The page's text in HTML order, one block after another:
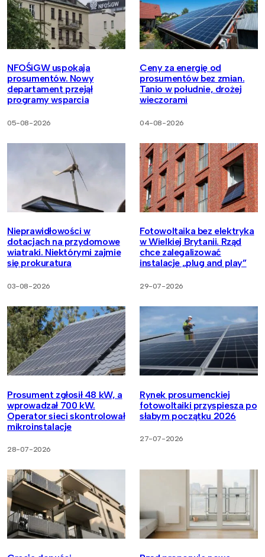
NFOŚiGW uspokaja
prosumentów. Nowy
departament przejął
programy wsparcia
05-08-2026
Ceny za energię od
prosumentów bez zmian.
Tanio w południe, drożej
wieczorami
04-08-2026
Nieprawidłowości w
dotacjach na przydomowe
wiatraki. Niektórymi zajmie
się prokuratura
03-08-2026
Fotowoltaika bez elektryka
w Wielkiej Brytanii. Rząd
chce zalegalizować
instalacje „plug and play”
29-07-2026
Prosument zgłosił 48 kW, a
wprowadzał 700 kW.
Operator sieci skontrolował
mikroinstalacje
28-07-2026
Rynek prosumenckiej
fotowoltaiki przyspiesza po
słabym początku 2026
27-07-2026